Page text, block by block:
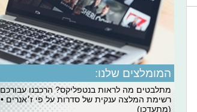
המומלצים שלנו:
מתלבטים מה לראות בנטפליקס? הרכבנו עבורכם
רשימת המלצה ענקית של סדרות על פי ז׳אנרים •
(מתעדכן)